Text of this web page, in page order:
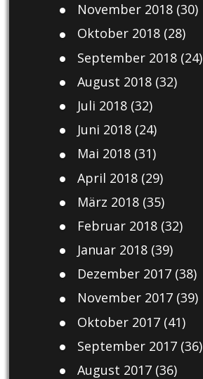
November 2018(30)
Oktober 2018(28)
September 2018(24)
August 2018(32)
Juli 2018(32)
Juni 2018(24)
Mai 2018(31)
April 2018(29)
März 2018(35)
Februar 2018(32)
Januar 2018(39)
Dezember 2017(38)
November 2017(39)
Oktober 2017(41)
September 2017(36)
August 2017(36)